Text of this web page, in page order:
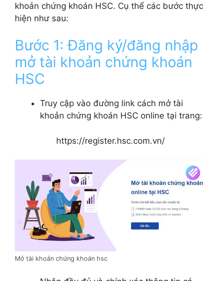
khoản chứng khoán HSC. Cụ thể các bước thực
hiện như sau:
Bước 1: Đăng ký/đăng nhập
mở tài khoản chứng khoán
HSC
Truy cập vào đường link cách mở tài
khoản chứng khoán HSC online tại trang:
https://register.hsc.com.vn/
Mở tài khoản chứng khoán hsc